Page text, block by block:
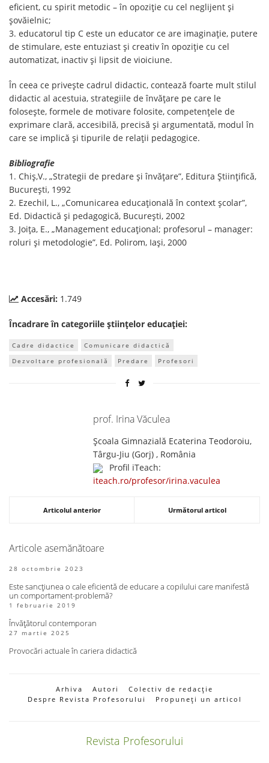
eficient, cu spirit metodic – în opoziție cu cel neglijent și
șovăielnic;
3. educatorul tip C este un educator ce are imaginație, putere
de stimulare, este entuziast și creativ în opoziție cu cel
automatizat, inactiv și lipsit de vioiciune.
În ceea ce privește cadrul didactic, contează foarte mult stilul
didactic al acestuia, strategiile de învățare pe care le
folosește, formele de motivare folosite, competențele de
exprimare clară, accesibilă, precisă și argumentată, modul în
care se implică și tipurile de relații pedagogice.
Bibliografie
1. Chiş,V., „Strategii de predare şi învăţare”, Editura Ştiinţifică,
Bucureşti, 1992
2. Ezechil, L., „Comunicarea educațională în context școlar”,
Ed. Didactică și pedagogică, București, 2002
3. Joiţa, E., „Management educaţional; profesorul – manager:
roluri şi metodologie”, Ed. Polirom, Iaşi, 2000
Accesări: 1.749
Încadrare în categoriile științelor educației:
Cadre didactice
Comunicare didactică
Dezvoltare profesională
Predare Profesori
prof. Irina Văculea
Școala Gimnazială Ecaterina Teodoroiu,
Târgu-Jiu (Gorj) , România
Profil iTeach:
iteach.ro/profesor/irina.vaculea
Articolul anterior Următorul articol
Articole asemănătoare
28 octombrie 2023
Este sancțiunea o cale eficientă de educare a copilului care manifestă
un comportament-problemă?
1 februarie 2019
Învățătorul contemporan
27 martie 2025
Provocări actuale în cariera didactică
Arhiva Autori
Colectiv de redacție
Despre Revista Profesorului
Propuneți un articol
Revista Profesorului